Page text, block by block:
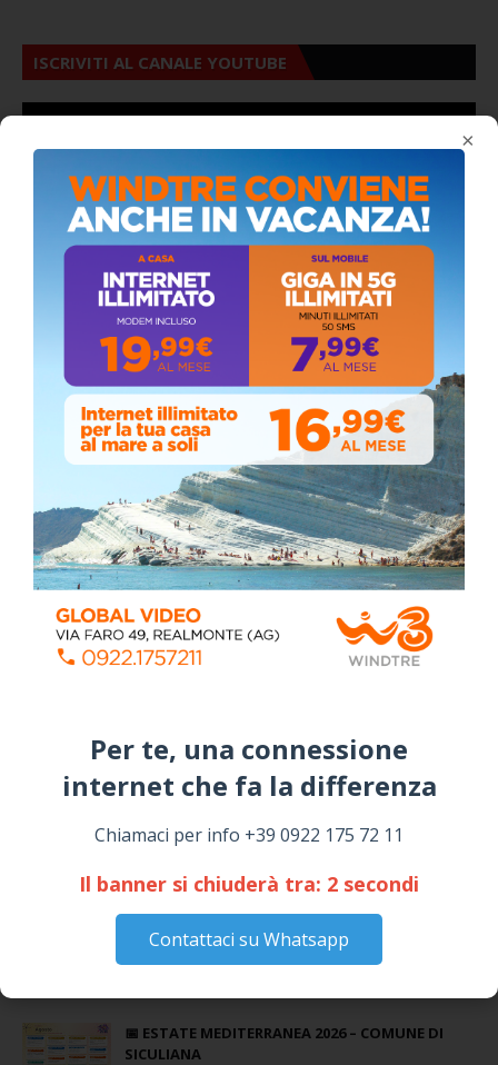
×
Per te, una connessione
internet che fa la differenza​
Chiamaci per info +39 0922 175 72 11
Il banner si chiuderà tra: 2 secondi
Contattaci su Whatsapp
ISCRIVITI AL CANALE YOUTUBE
ALMANACCO DEL GIORNO
Stefano Bissi entra nella Strada degli
Scrittori, celebrazione a Siculiana (VIDEO)
Giovedì, Luglio 30, 2026
La pandemia covid nella provincia agrigentina,
Lunedì, Luglio 05, 2021
con il giornalista Giacinto Pipitone
📅 ESTATE MEDITERRANEA 2026 – COMUNE DI
SICULIANA